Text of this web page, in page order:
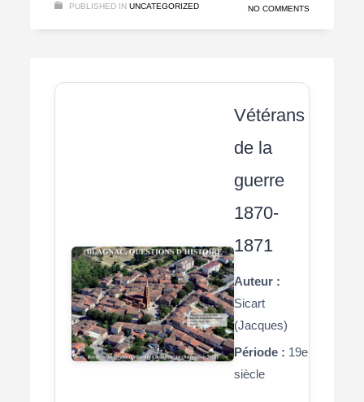
PUBLISHED IN UNCATEGORIZED NO COMMENTS
Vétérans
de la
guerre
1870-
1871
Auteur :
Sicart
(Jacques)
Période : 19e
siècle